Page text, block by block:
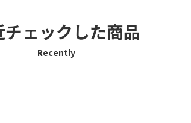
チェックした商品
Recently